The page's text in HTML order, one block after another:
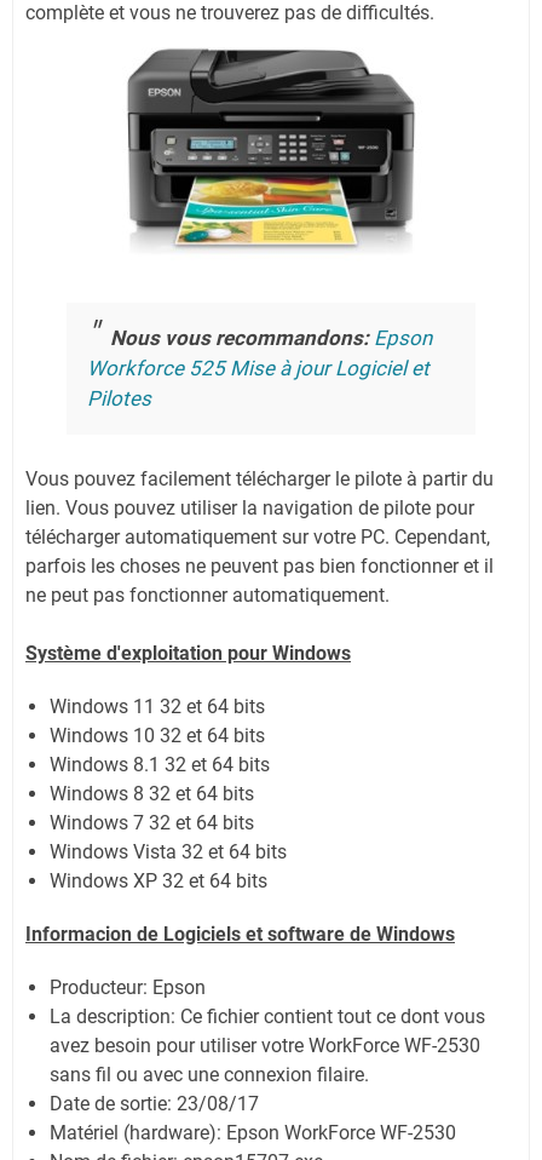
complète et vous ne trouverez pas de difficultés.
Nous vous recommandons: Epson
Workforce 525 Mise à jour Logiciel et
Pilotes
Vous pouvez facilement télécharger le pilote à partir du
lien. Vous pouvez utiliser la navigation de pilote pour
télécharger automatiquement sur votre PC. Cependant,
parfois les choses ne peuvent pas bien fonctionner et il
ne peut pas fonctionner automatiquement.
Système d'exploitation pour Windows
Windows 11 32 et 64 bits
Windows 10 32 et 64 bits
Windows 8.1 32 et 64 bits
Windows 8 32 et 64 bits
Windows 7 32 et 64 bits
Windows Vista 32 et 64 bits
Windows XP 32 et 64 bits
Informacion de Logiciels et software de Windows
Producteur: Epson
La description: Ce fichier contient tout ce dont vous
avez besoin pour utiliser votre WorkForce WF-2530
sans fil ou avec une connexion filaire.
Date de sortie: 23/08/17
Matériel (hardware): Epson WorkForce WF-2530